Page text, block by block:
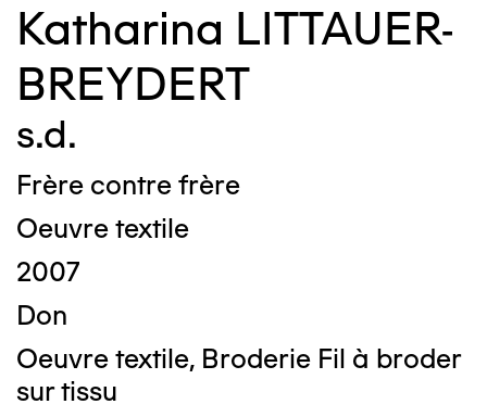
Katharina LITTAUER-
BREYDERT
s.d.
Frère contre frère
Oeuvre textile
2007
Don
Oeuvre textile, Broderie Fil à broder
sur tissu